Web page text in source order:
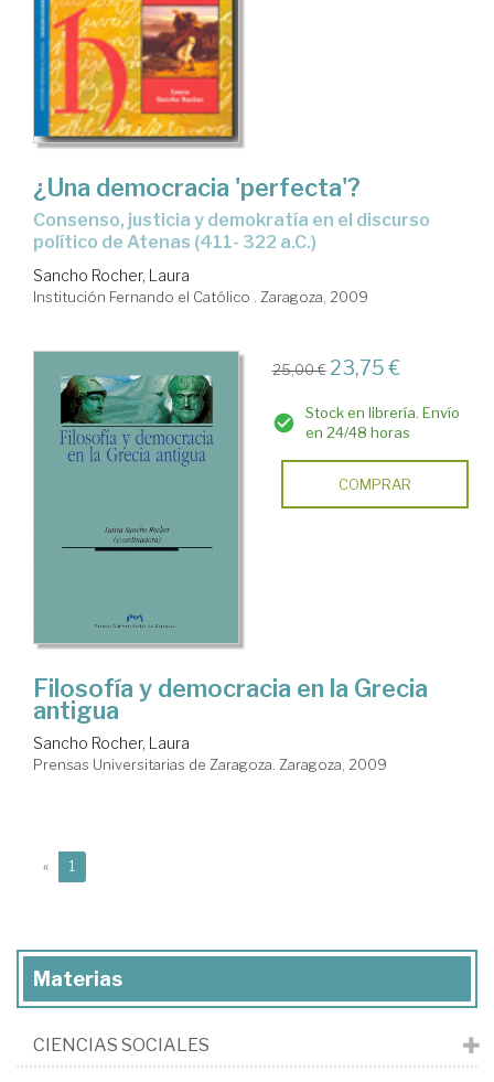
¿Una democracia 'perfecta'?
consenso, justicia y demokratía en el discurso
político de Atenas (411- 322 a.C.)
Sancho Rocher, Laura
Institución Fernando el Católico . Zaragoza, 2009
25,00 € 23,75 €
Stock en librería. Envío
en 24/48 horas
COMPRAR
Filosofía y democracia en la Grecia
antigua
Sancho Rocher, Laura
Prensas Universitarias de Zaragoza. Zaragoza, 2009
« 1
Materias
CIENCIAS SOCIALES